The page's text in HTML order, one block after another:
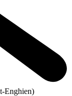
Enghien)